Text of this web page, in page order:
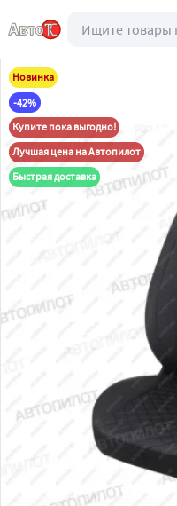
Новинка
-42%
Купите пока выгодно!
Лучшая цена на Автопилот
Быстрая доставка